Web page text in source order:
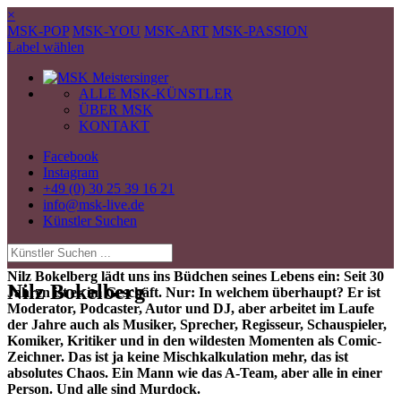
×
MSK-POP MSK-YOU MSK-ART MSK-PASSION
Label wählen
ALLE MSK-KÜNSTLER
ÜBER MSK
KONTAKT
Facebook
Instagram
+49 (0) 30 25 39 16 21
info@msk-live.de
Künstler Suchen
Nilz Bokelberg
Nilz Bokelberg lädt uns ins Büdchen seines Lebens ein: Seit 30
Jahren ist er im Geschäft. Nur: In welchem überhaupt? Er ist
Moderator, Podcaster, Autor und DJ, aber arbeitet im Laufe
der Jahre auch als Musiker, Sprecher, Regisseur, Schauspieler,
Komiker, Kritiker und in den wildesten Momenten als Comic-
Zeichner. Das ist ja keine Mischkalkulation mehr, das ist
absolutes Chaos. Ein Mann wie das A-Team, aber alle in einer
Person. Und alle sind Murdock.